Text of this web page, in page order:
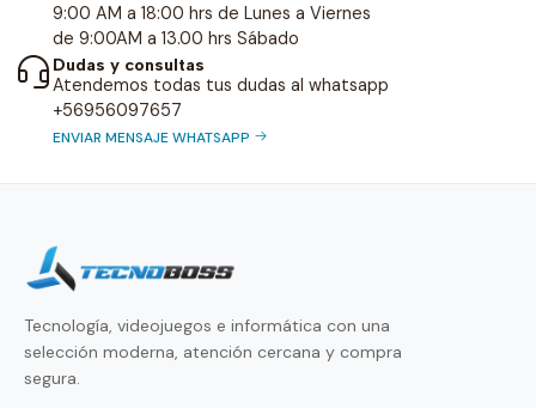
9:00 AM a 18:00 hrs de Lunes a Viernes
de 9:00AM a 13.00 hrs Sábado
Dudas y consultas
Atendemos todas tus dudas al whatsapp
+56956097657
ENVIAR MENSAJE WHATSAPP
Tecnología, videojuegos e informática con una
selección moderna, atención cercana y compra
segura.